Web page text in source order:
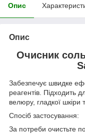
Опис
Опис
Очисник
Забезпечує швидке
реагентів. Підходить
велюру, гладкої
Спосіб застосування:
За потреби очистьте